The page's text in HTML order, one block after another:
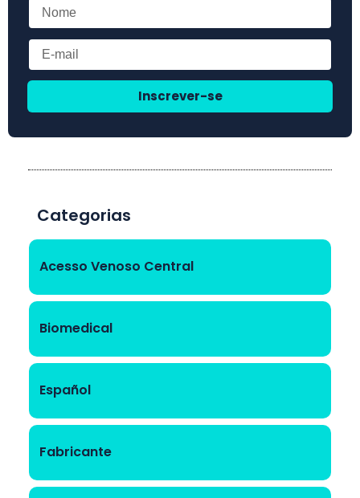
Inscrever-se
Categorias
Acesso Venoso Central
Biomedical
Español
Fabricante